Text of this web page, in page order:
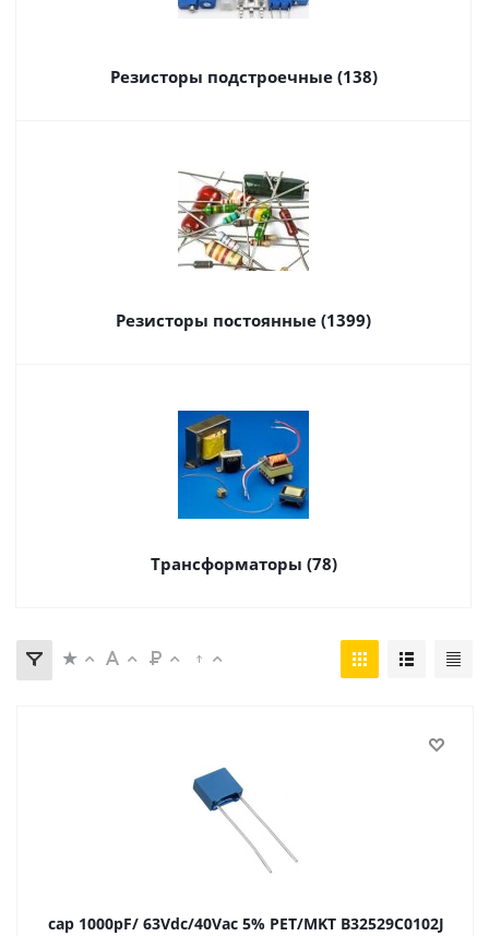
Резисторы подстроечные (138)
Резисторы постоянные (1399)
Трансформаторы (78)
cap 1000pF/ 63Vdc/40Vac 5% PET/MKT B32529C0102J